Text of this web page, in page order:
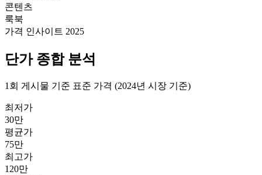
콘텐츠
룩북
가격 인사이트 2025
단가종합 분석
1회 게시물 기준 표준 가격 (2024년 시장 기준)
최저가
30만
평균가
75만
최고가
120만